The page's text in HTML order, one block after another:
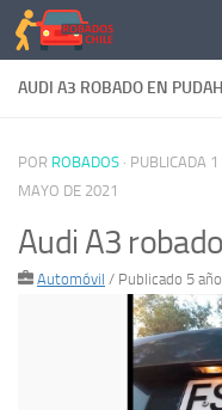
Saltar al contenido
AUDI A3 ROBADO EN
POR ROBADOS · PUBLICADA
MAYO DE 2021
Audi A3
Automóvil / Publicado 5